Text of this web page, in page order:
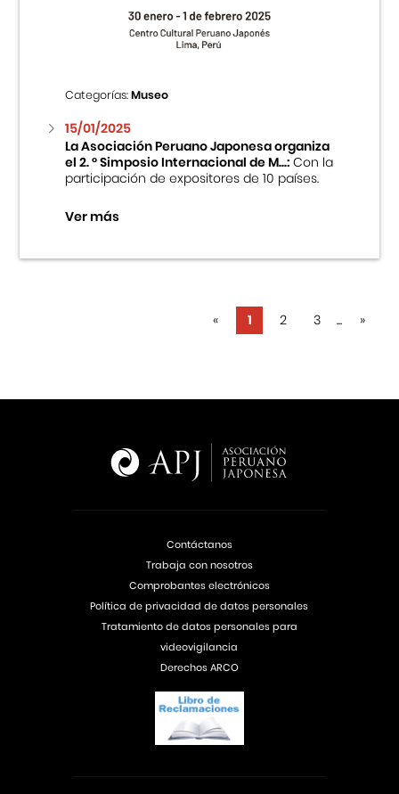
Categorías:Museo
15/01/2025
La Asociación Peruano Japonesa organiza
el 2. ° Simposio Internacional de M...:Con la
participación de expositores de 10 países.
Ver más
« 1 2 3 ... »
Contáctanos
Trabaja con nosotros
Comprobantes electrónicos
Política de privacidad de datos personales
Tratamiento de datos personales para
videovigilancia
Derechos ARCO